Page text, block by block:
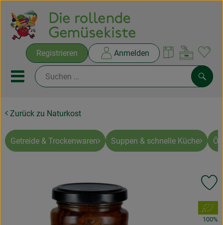
Registrieren Anmelden
Mobiles Menu öffnen oder
Ökokisten
Rezepte
NEUES & ANGEBOTE
Ökokisten
Zurück zu Naturkost
Getreide & Trockenwaren Suppen & schnelle Küche
, Verband:
100%